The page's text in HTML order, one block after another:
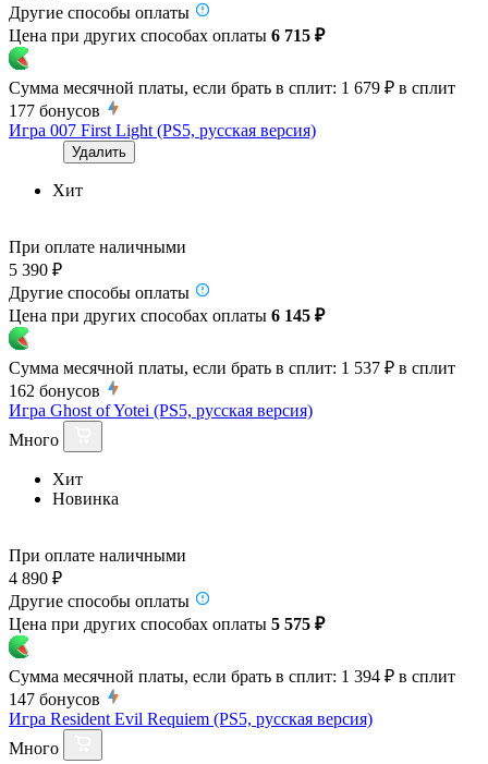
Другие способы оплаты
Цена при других способах оплаты 6 715 ₽
Сумма месячной платы, если брать в сплит: 1 679 ₽ в сплит
177 бонусов
Игра 007 First Light (PS5, русская версия)
Удалить
Хит
При оплате наличными
5 390 ₽
Другие способы оплаты
Цена при других способах оплаты 6 145 ₽
Сумма месячной платы, если брать в сплит: 1 537 ₽ в сплит
162 бонусов
Игра Ghost of Yotei (PS5, русская версия)
Много
Хит
Новинка
При оплате наличными
4 890 ₽
Другие способы оплаты
Цена при других способах оплаты 5 575 ₽
Сумма месячной платы, если брать в сплит: 1 394 ₽ в сплит
147 бонусов
Игра Resident Evil Requiem (PS5, русская версия)
Много